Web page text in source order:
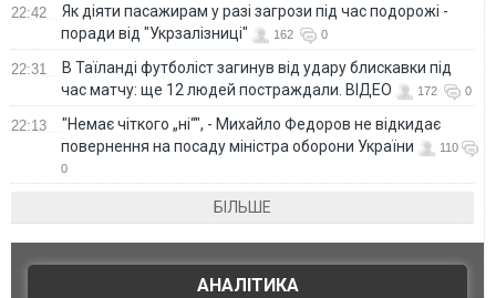
22:42
Як діяти пасажирам у разі загрози під час подорожі -
поради від "Укрзалізниці"
162 0
22:31
В Таїланді футболіст загинув від удару блискавки під
час матчу: ще 12 людей постраждали. ВІДЕО
172 0
22:13
"Немає чіткого „ні“", - Михайло Федоров не відкидає
повернення на посаду міністра оборони України
110
0
БІЛЬШЕ
АНАЛІТИКА